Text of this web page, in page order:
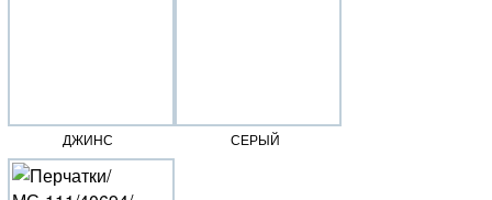
ДЖИНС СЕРЫЙ